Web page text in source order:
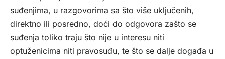
suđenjima, u razgovorima sa što više uključenih,
direktno ili posredno, doći do odgovora zašto se
suđenja toliko traju što nije u interesu niti
optuženicima niti pravosuđu, te što se dalje događa u